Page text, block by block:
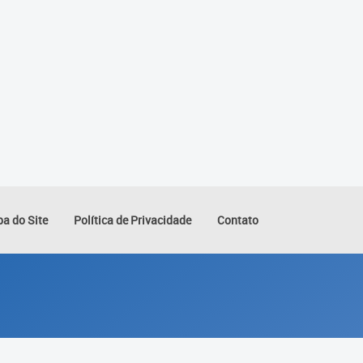
do Site Política de Privacidade Contato